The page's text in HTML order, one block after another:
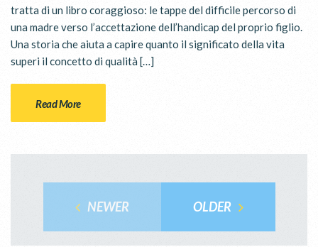
tratta di un libro coraggioso: le tappe del difficile percorso di
una madre verso l’accettazione dell’handicap del proprio figlio.
Una storia che aiuta a capire quanto il significato della vita
superi il concetto di qualità […]
Read More
NEWER OLDER